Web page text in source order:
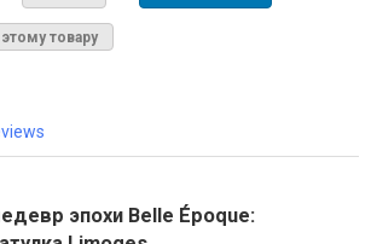
товару
эпохи Belle Époque: